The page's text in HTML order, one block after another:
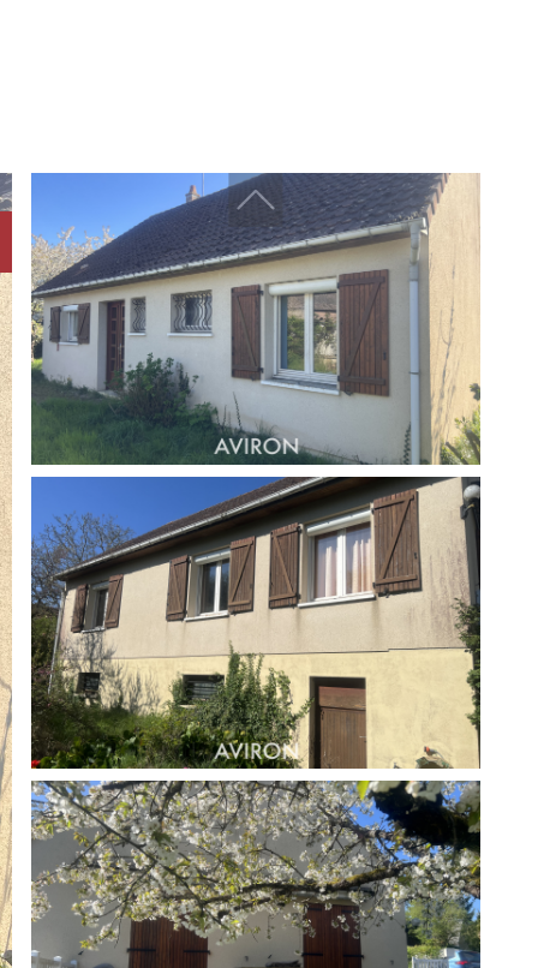
Arboprom